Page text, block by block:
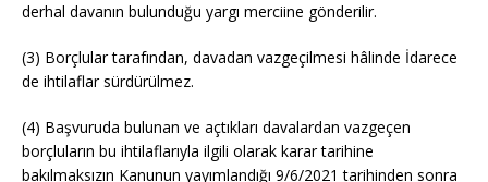
derhal davanın bulunduğu yargı merciine gönderilir.
(3) Borçlular tarafından, davadan vazgeçilmesi hâlinde İdarece
de ihtilaflar sürdürülmez.
(4) Başvuruda bulunan ve açtıkları davalardan vazgeçen
borçluların bu ihtilaflarıyla ilgili olarak karar tarihine
bakılmaksızın Kanunun yayımlandığı 9/6/2021 tarihinden sonra